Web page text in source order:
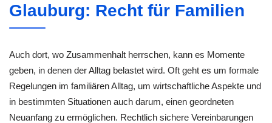
Glauburg: Recht für Familien
Auch dort, wo Zusammenhalt herrschen, kann es Momente
geben, in denen der Alltag belastet wird. Oft geht es um formale
Regelungen im familiären Alltag, um wirtschaftliche Aspekte und
in bestimmten Situationen auch darum, einen geordneten
Neuanfang zu ermöglichen. Rechtlich sichere Vereinbarungen